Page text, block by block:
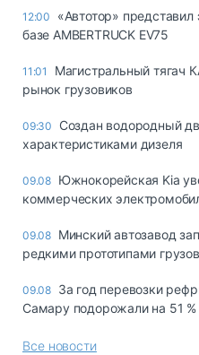
12:00
«Автотор»
базе AMBERTRUCK EV75
11:01
Магистральный тягач
рынок грузовиков
09:30
Создан водородный
характеристиками дизеля
09.08 Южнокорейская Kia
коммерческих
09.08 Минский автозавод
редкими прототипами
09.08 За год перевозки
Самару подорожали на 51 %
Все новости